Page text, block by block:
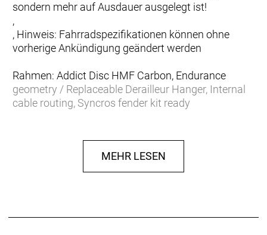
sondern mehr auf Ausdauer ausgelegt ist!
,
, Hinweis: Fahrradspezifikationen können ohne
vorherige Ankündigung geändert werden
Rahmen: Addict Disc HMF Carbon, Endurance
geometry / Replaceable Derailleur Hanger, Internal
cable routing, Syncros fender kit ready
Schaltwerk: Shimano 105 Di2 RD-R7150, 24 Speed
Electronic Shift System
Schalthebel: Shimano 105 Di2 ST-R7170, 24 Speed
MEHR LESEN